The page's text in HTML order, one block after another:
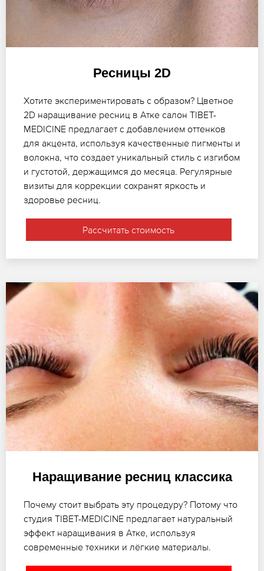
Ресницы 2D
Хотите экспериментировать с образом? Цветное
2D наращивание ресниц в Атке салон TIBET-
MEDICINE предлагает с добавлением оттенков
для акцента, используя качественные пигменты и
волокна, что создает уникальный стиль с изгибом
и густотой, держащимся до месяца. Регулярные
визиты для коррекции сохранят яркость и
здоровье ресниц.
Рассчитать стоимость
Наращивание ресниц классика
Почему стоит выбрать эту процедуру? Потому что
студия TIBET-MEDICINE предлагает натуральный
эффект наращивания в Атке, используя
современные техники и лёгкие материалы.